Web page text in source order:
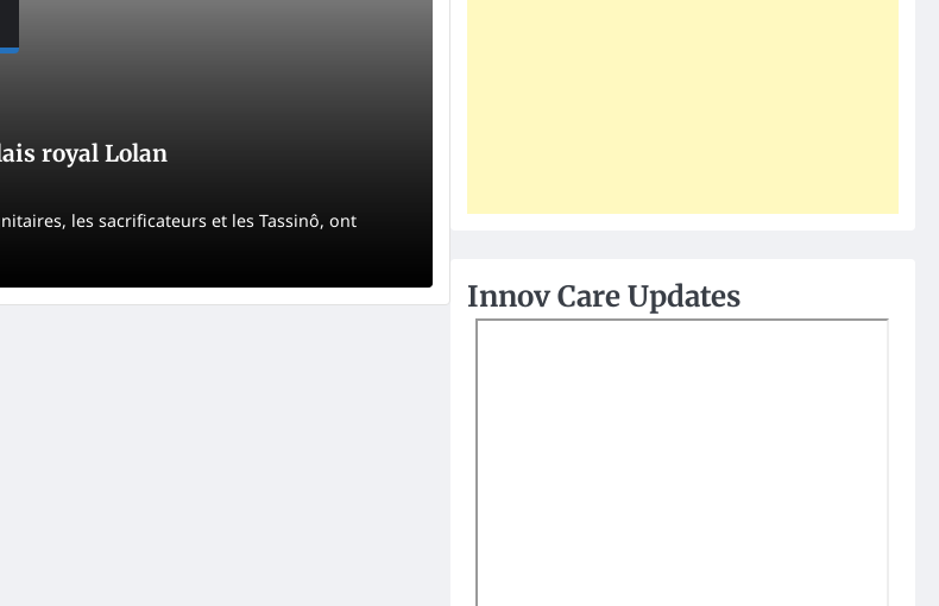
royal Lolan
les sacrificateurs et les Tassinô, ont
Innov Care Updates